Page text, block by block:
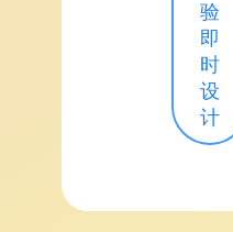
验
即
时
设
计